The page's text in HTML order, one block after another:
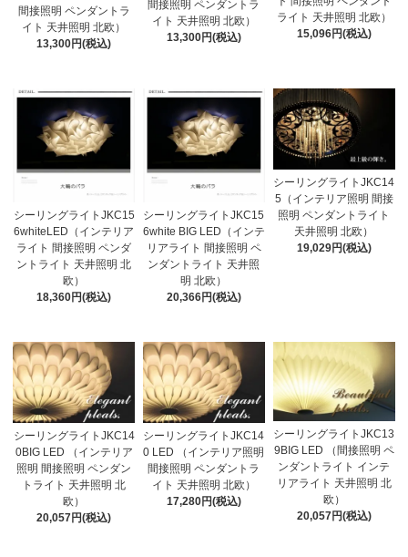
間接照明 ペンダントラ
イト 天井照明 北欧）
13,300円(税込)
間接照明 ペンダントラ
イト 天井照明 北欧）
13,300円(税込)
ライト 天井照明 北欧）
15,096円(税込)
シーリングライトJKC15
6whiteLED（インテリア
ライト 間接照明 ペンダ
ントライト 天井照明 北
欧）
18,360円(税込)
シーリングライトJKC15
6white BIG LED（インテ
リアライト 間接照明 ペ
ンダントライト 天井照
明 北欧）
20,366円(税込)
シーリングライトJKC14
5（インテリア照明 間接
照明 ペンダントライト
天井照明 北欧）
19,029円(税込)
シーリングライトJKC14
0BIG LED （インテリア
照明 間接照明 ペンダン
トライト 天井照明 北
欧）
20,057円(税込)
シーリングライトJKC14
0 LED （インテリア照明
間接照明 ペンダントラ
イト 天井照明 北欧）
17,280円(税込)
シーリングライトJKC13
9BIG LED （間接照明 ペ
ンダントライト インテ
リアライト 天井照明 北
欧）
20,057円(税込)